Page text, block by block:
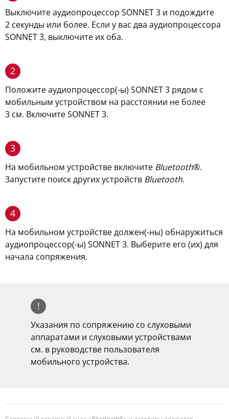
Выключите аудиопроцессор SONNET 3 и подождите
2 секунды или более. Если у вас два аудиопроцессора
SONNET 3, выключите их оба.
2
Положите аудиопроцессор(-ы) SONNET 3 рядом с
мобильным устройством на расстоянии не более
3 см. Включите SONNET 3.
3
На мобильном устройстве включите Bluetooth®.
Запустите поиск других устройств Bluetooth.
4
На мобильном устройстве должен(-ны) обнаружиться
аудиопроцессор(-ы) SONNET 3. Выберите его (их) для
начала сопряжения.
!
Указания по сопряжению со слуховыми
аппаратами и слуховыми устройствами
см. в руководстве пользователя
мобильного устройства.